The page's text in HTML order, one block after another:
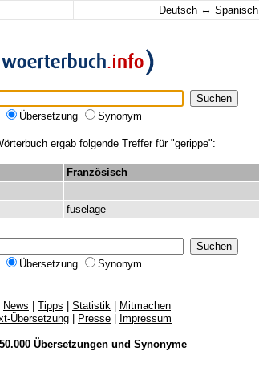
Deutsch ↔ Spanisch
Übersetzung
Synonym
ergab folgende Treffer für "gerippe":
Französisch
fuselage
Übersetzung
Synonym
News Tipps Statistik
Mitmachen
Übersetzung
Presse Impressum
Übersetzungenund Synonyme